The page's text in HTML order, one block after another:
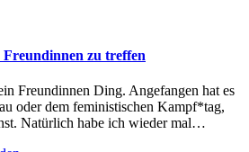
Freundinnen zu treffen
oder dem feministischen Kampf*tag,
Natürlich habe ich wieder mal…